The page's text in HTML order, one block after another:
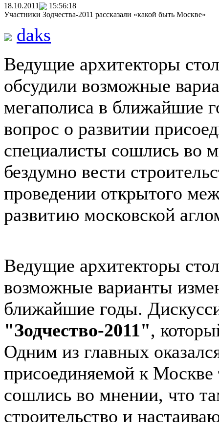
18.10.2011
15:56:18
Участники Зодчества-2011 рассказали «какой быть Москве»
daks
Ведущие архитекторы
обсудили возможные
мегаполиса в ближайшие
вопрос о развитии
специалисты сошлись во
бездумно вести
проведении открытого
развитию московской
Ведущие архитекторы
возможные варианты
ближайшие годы.
"Зодчество-2011",
Одним из главных
присоединяемой к
сошлись во мнении, что
строительство и